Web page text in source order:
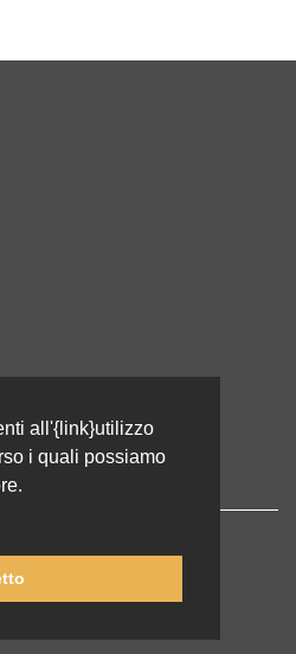
all'{link}utilizzo
i quali possiamo
lernu.net |Impressum